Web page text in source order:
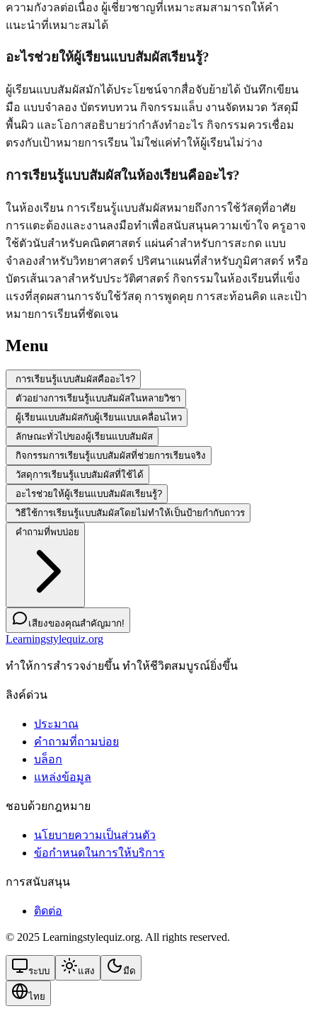
ความกังวลต่อเนื่อง ผู้เชี่ยวชาญที่เหมาะสมสามารถให้คำ
แนะนำที่เหมาะสมได้
อะไรช่วยให้ผู้เรียนแบบสัมผัสเรียนรู้?
ผู้เรียนแบบสัมผัสมักได้ประโยชน์จากสื่อจับย้ายได้ บันทึกเขียน
มือ แบบจำลอง บัตรทบทวน กิจกรรมแล็บ งานจัดหมวด วัสดุมี
พื้นผิว และโอกาสอธิบายว่ากำลังทำอะไร กิจกรรมควรเชื่อม
ตรงกับเป้าหมายการเรียน ไม่ใช่แค่ทำให้ผู้เรียนไม่ว่าง
การเรียนรู้แบบสัมผัสในห้องเรียนคืออะไร?
ในห้องเรียน การเรียนรู้แบบสัมผัสหมายถึงการใช้วัสดุที่อาศัย
การแตะต้องและงานลงมือทำเพื่อสนับสนุนความเข้าใจ ครูอาจ
ใช้ตัวนับสำหรับคณิตศาสตร์ แผ่นคำสำหรับการสะกด แบบ
จำลองสำหรับวิทยาศาสตร์ ปริศนาแผนที่สำหรับภูมิศาสตร์ หรือ
บัตรเส้นเวลาสำหรับประวัติศาสตร์ กิจกรรมในห้องเรียนที่แข็ง
แรงที่สุดผสานการจับใช้วัสดุ การพูดคุย การสะท้อนคิด และเป้า
หมายการเรียนที่ชัดเจน
Menu
การเรียนรู้แบบสัมผัสคืออะไร?
ตัวอย่างการเรียนรู้แบบสัมผัสในหลายวิชา
ผู้เรียนแบบสัมผัสกับผู้เรียนแบบเคลื่อนไหว
ลักษณะทั่วไปของผู้เรียนแบบสัมผัส
กิจกรรมการเรียนรู้แบบสัมผัสที่ช่วยการเรียนจริง
วัสดุการเรียนรู้แบบสัมผัสที่ใช้ได้
อะไรช่วยให้ผู้เรียนแบบสัมผัสเรียนรู้?
วิธีใช้การเรียนรู้แบบสัมผัสโดยไม่ทำให้เป็นป้ายกำกับถาวร
คำถามที่พบบ่อย
เสียงของคุณสำคัญมาก!
Learningstylequiz.org
ทําให้การสํารวจง่ายขึ้น ทําให้ชีวิตสมบูรณ์ยิ่งขึ้น
ลิงค์ด่วน
ประมาณ
คำถามที่ถามบ่อย
บล็อก
แหล่งข้อมูล
ชอบด้วยกฎหมาย
นโยบายความเป็นส่วนตัว
ข้อกําหนดในการให้บริการ
การสนับสนุน
ติดต่อ
© 2025 Learningstylequiz.org. All rights reserved.
ระบบ แสง มืด
ไทย